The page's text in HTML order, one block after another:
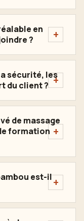
en
?
sécurité, les
du client ?
de massage
formation
est-il